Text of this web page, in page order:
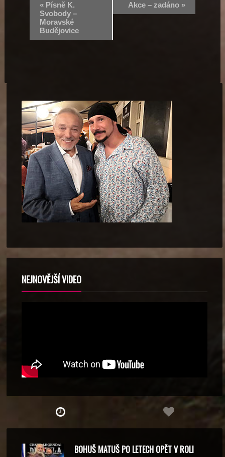
«Písně K.
Svobody –
Moravské
Budějovice
Akce – zadáno »
NEJNOVĚJŠÍ VIDEO
BOHUŠ MATUŠ PO LETECH OPĚT V ROLI